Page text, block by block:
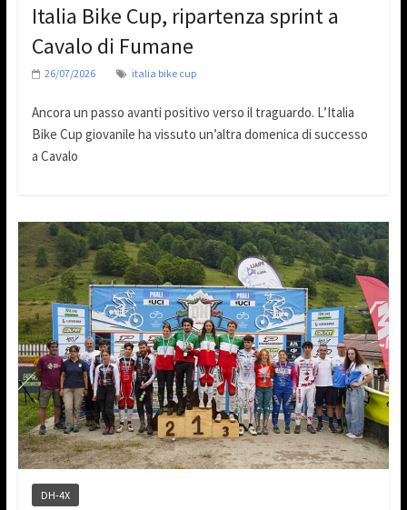
Italia Bike Cup, ripartenza sprint a
Cavalo di Fumane
26/07/2026 italia bike cup
Ancora un passo avanti positivo verso il traguardo. L’Italia
Bike Cup giovanile ha vissuto un’altra domenica di successo
a Cavalo
DH-4X